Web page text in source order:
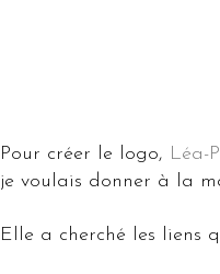
Pour créer le logo, Léa-
je voulais donner à la
Elle a cherché les liens